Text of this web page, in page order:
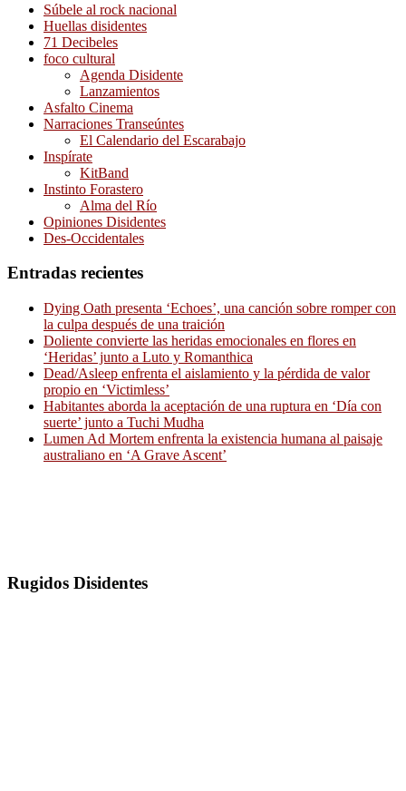
Súbele al rock nacional
Huellas disidentes
71 Decibeles
foco cultural
Agenda Disidente
Lanzamientos
Asfalto Cinema
Narraciones Transeúntes
El Calendario del Escarabajo
Inspírate
KitBand
Instinto Forastero
Alma del Río
Opiniones Disidentes
Des-Occidentales
Entradas recientes
Dying Oath presenta ‘Echoes’, una canción sobre romper con
la culpa después de una traición
Doliente convierte las heridas emocionales en flores en
‘Heridas’ junto a Luto y Romanthica
Dead/Asleep enfrenta el aislamiento y la pérdida de valor
propio en ‘Victimless’
Habitantes aborda la aceptación de una ruptura en ‘Día con
suerte’ junto a Tuchi Mudha
Lumen Ad Mortem enfrenta la existencia humana al paisaje
australiano en ‘A Grave Ascent’
Rugidos Disidentes